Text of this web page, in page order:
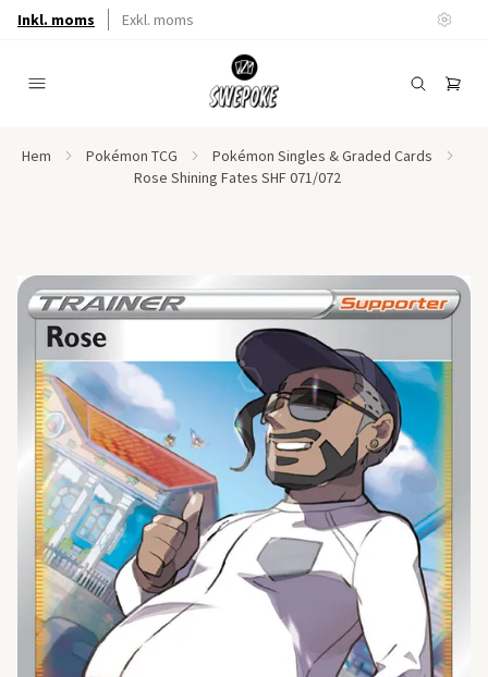
Inkl. moms Exkl. moms
Hem Pokémon TCG
Pokémon Singles & Graded Cards
Rose Shining Fates SHF 071/072